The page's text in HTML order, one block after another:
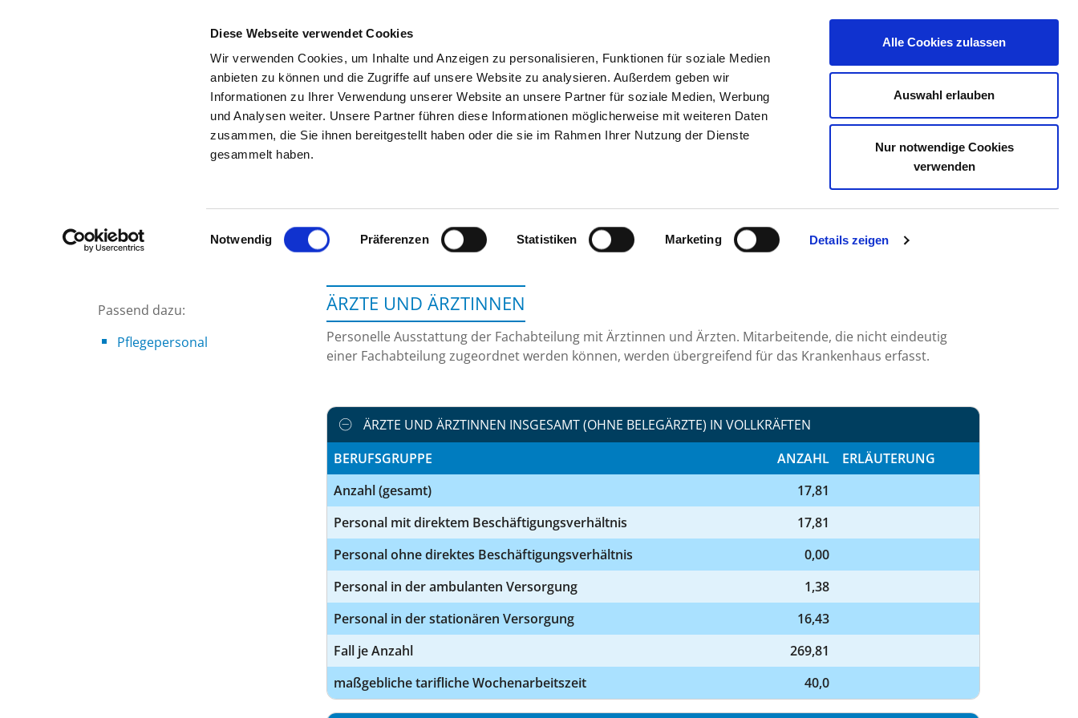
Diese Webseite verwendet Cookies
Wir verwenden Cookies, um Inhalte und Anzeigen zu personalisieren, Funktionen für soziale Medien
anbieten zu können und die Zugriffe auf unsere Website zu analysieren. Außerdem geben wir
Informationen zu Ihrer Verwendung unserer Website an unsere Partner für soziale Medien, Werbung
und Analysen weiter. Unsere Partner führen diese Informationen möglicherweise mit weiteren Daten
zusammen, die Sie ihnen bereitgestellt haben oder die sie im Rahmen Ihrer Nutzung der Dienste
gesammelt haben.
Einwilligungsauswahl
Notwendig Präferenzen Statistiken Marketing Details zeigen
Alle Cookies zulassen
Auswahl erlauben
Nur notwendige Cookies
verwenden
SUCHEN TIPPS & HILFE DAS DKV STELLENBÖRSE KONTAKT IHRE MEINUNG
Startseite der Fachabteilung
Passend dazu:
Pflegepersonal
ÄRZTE UND ÄRZTINNEN
Personelle Ausstattung der Fachabteilung mit Ärztinnen und Ärzten. Mitarbeitende, die nicht eindeutig
einer Fachabteilung zugeordnet werden können, werden übergreifend für das Krankenhaus erfasst.
ÄRZTE UND ÄRZTINNEN INSGESAMT (OHNE BELEGÄRZTE) IN VOLLKRÄFTEN
BERUFSGRUPPE
ANZAHL
ERLÄUTERUNG
Anzahl (gesamt)
17,81
Personal mit direktem Beschäftigungsverhältnis
17,81
Personal ohne direktes Beschäftigungsverhältnis
0,00
Personal in der ambulanten Versorgung
1,38
Personal in der stationären Versorgung
16,43
Fall je Anzahl
269,81
maßgebliche tarifliche Wochenarbeitszeit
40,0